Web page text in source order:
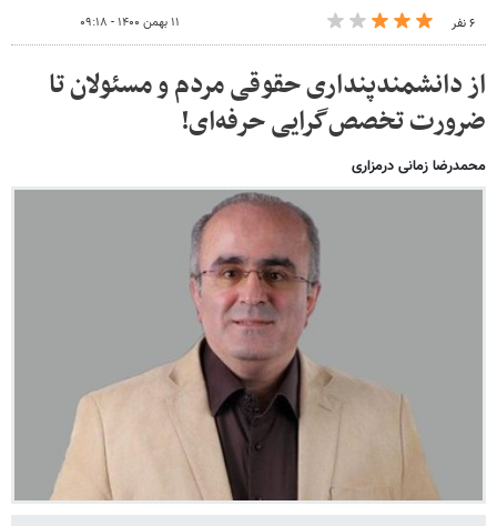
۶ نفر ۱۱ بهمن ۱۴۰۰ - ۰۹:۱۸
از دانشمندپنداری حقوقی مردم و مسئولان تا
ضرورت تخصص‌گرایی حرفه‌ای!
محمدرضا زمانی‌ درمزاری